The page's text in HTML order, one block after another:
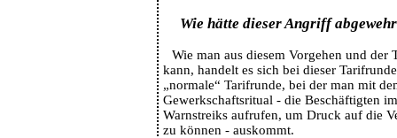
Wie hätte dieser Angriff
Wie man aus diesem Vorgehen und der
kann, handelt es sich bei dieser
„normale“ Tarifrunde, bei der man mit
Gewerkschaftsritual - die Beschäftigten
Warnstreiks aufrufen, um Druck auf die
zu können - auskommt.